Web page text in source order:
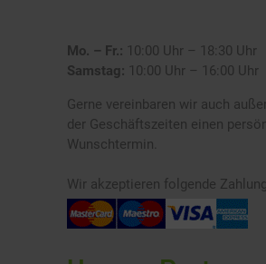
Mo. – Fr.: 10:00 Uhr – 18:30 Uhr
Samstag: 10:00 Uhr – 16:00 Uhr
Gerne vereinbaren wir auch
der Geschäftszeiten einen
Wunschtermin.
Wir akzeptieren folgende